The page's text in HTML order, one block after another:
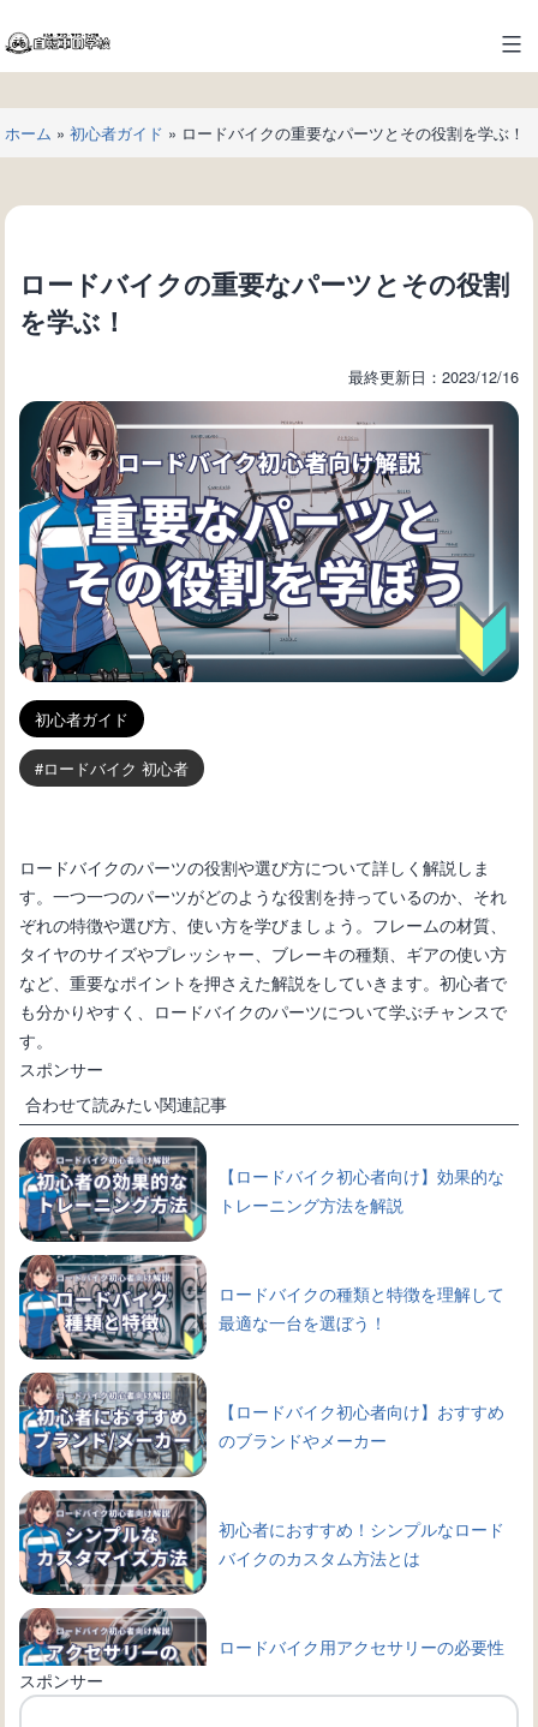
ン
テ
ツ
へ
キ
自
転
車
の
学
ホーム » 初心者ガイド » ロードバイクの重要なパーツとその役割を学ぶ！
ロードバイクの重要なパーツとその役割
を学ぶ！
最終更新日：2023/12/16
初心者ガイド
ロードバイク 初心者
ロードバイクのパーツの役割や選び方について詳しく解説しま
す。一つ一つのパーツがどのような役割を持っているのか、それ
ぞれの特徴や選び方、使い方を学びましょう。フレームの材質、
タイヤのサイズやプレッシャー、ブレーキの種類、ギアの使い方
など、重要なポイントを押さえた解説をしていきます。初心者で
も分かりやすく、ロードバイクのパーツについて学ぶチャンスで
す。
スポンサー
合わせて読みたい関連記事
【ロードバイク初心者向け】効果的な
トレーニング方法を解説
ロードバイクの種類と特徴を理解して
最適な一台を選ぼう！
【ロードバイク初心者向け】おすすめ
のブランドやメーカー
初心者におすすめ！シンプルなロード
バイクのカスタム方法とは
ロードバイク用アクセサリーの必要性
スポンサー